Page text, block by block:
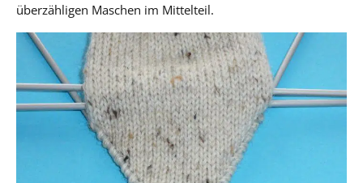
überzähligen Maschen im Mittelteil.